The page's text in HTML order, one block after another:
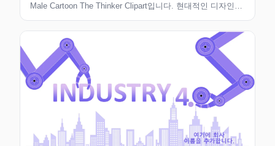
Male Cartoon The Thinker Clipart입니다. 현대적인 디자인의